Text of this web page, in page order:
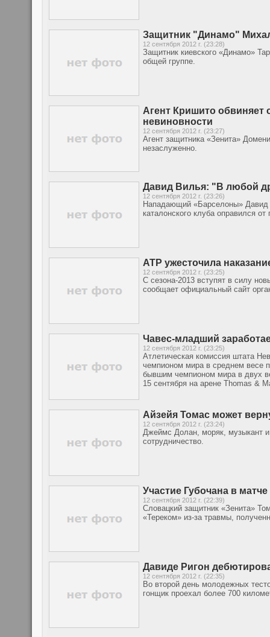
Защитник "Динамо"
12 сентября 2012 г. (23:28)
Защитник киевского «Динамо»
общей группе.
Агент Кришито обвиняет
невиновности
12 сентября 2012 г. (23:27)
Агент защитника «Зенита»
незаслуженно.
Давид Вилья: "В любой
12 сентября 2012 г. (23:26)
Нападающий «Барселоны» Давид
каталонского клуба оправился
ATP ужесточила
12 сентября 2012 г. (23:25)
C сезона-2013 вступят в силу
сообщает официальный сайт
Чавес-младший
12 сентября 2012 г. (23:25)
Атлетическая комиссия штата
чемпионом мира в среднем весе
бывшим чемпионом мира в двух
15 сентября на арене Thomas &
Айзейя Томас может
12 сентября 2012 г. (23:24)
Джеймс Долан, моряк, музыкант
сотрудничество.
Участие Губочана в
12 сентября 2012 г. (22:39)
Словацкий защитник «Зенита»
«Тереком» из-за травмы,
Давиде Ригон
12 сентября 2012 г. (22:35)
Во второй день молодежных
гонщик проехал более 700